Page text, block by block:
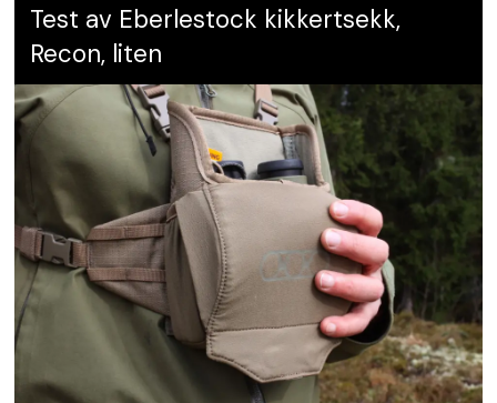
Test av Eberlestock kikkertsekk,
Recon, liten